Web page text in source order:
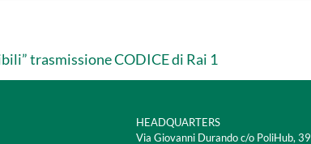
trasmissione CODICE di Rai 1
HEADQUARTERS
Via Giovanni Durando c/o PoliHub, 39